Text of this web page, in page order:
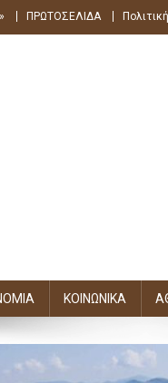
ΠΡΩΤΟΣΕΛΙΔΑ
ΚΟΙΝΩΝΙΚΑ